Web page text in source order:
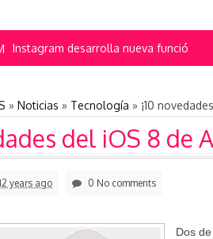
Instagram desarrolla nueva función
» Noticias » Tecnología » ¡10
del iOS 8 de
years ago 0 No comments
Dos